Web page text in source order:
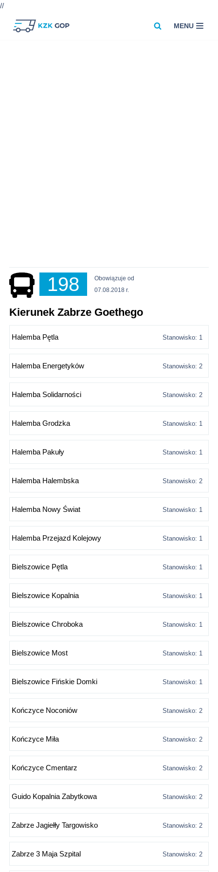
//
MENU
198
Obowiązuje od
07.08.2018 r.
Kierunek Zabrze Goethego
Halemba Pętla Stanowisko: 1
Halemba Energetyków Stanowisko: 2
Halemba Solidarności Stanowisko: 2
Halemba Grodzka Stanowisko: 1
Halemba Pakuły Stanowisko: 1
Halemba Halembska Stanowisko: 2
Halemba Nowy Świat Stanowisko: 1
Halemba Przejazd Kolejowy Stanowisko: 1
Bielszowice Pętla Stanowisko: 1
Bielszowice Kopalnia Stanowisko: 1
Bielszowice Chroboka Stanowisko: 1
Bielszowice Most Stanowisko: 1
Bielszowice Fińskie Domki Stanowisko: 1
Kończyce Noconiów Stanowisko: 2
Kończyce Miła Stanowisko: 2
Kończyce Cmentarz Stanowisko: 2
Guido Kopalnia Zabytkowa Stanowisko: 2
Zabrze Jagiełły Targowisko Stanowisko: 2
Zabrze 3 Maja Szpital Stanowisko: 2